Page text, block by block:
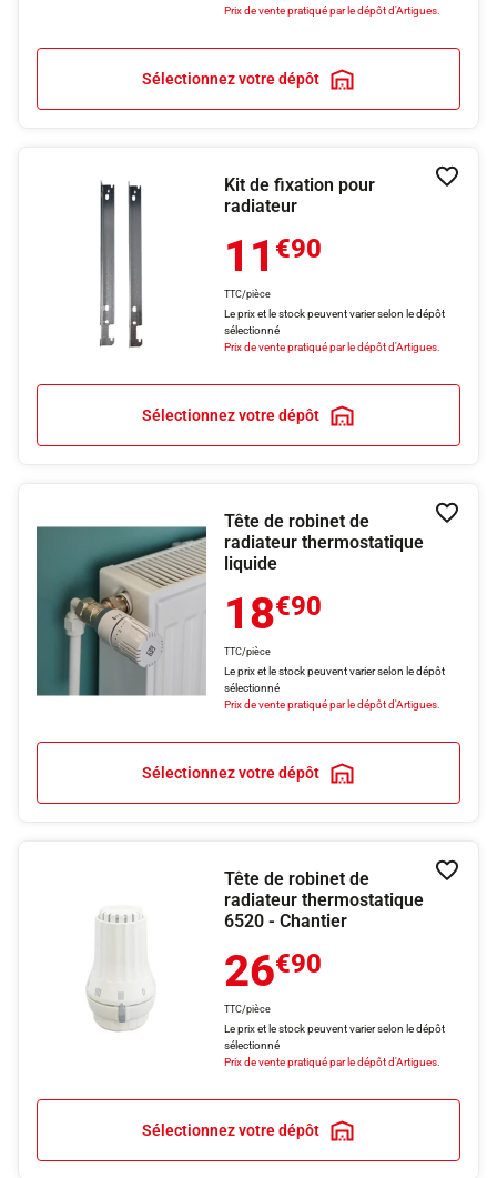
Prix de vente pratiqué par le dépôt d'Artigues.
Sélectionnez votre dépôt
Kit de fixation pour
radiateur
11 €90
TTC/pièce
Le prix et le stock peuvent varier selon le dépôt
sélectionné
Prix de vente pratiqué par le dépôt d'Artigues.
Sélectionnez votre dépôt
Tête de robinet de
radiateur thermostatique
liquide
18€90
TTC/pièce
Le prix et le stock peuvent varier selon le dépôt
sélectionné
Prix de vente pratiqué par le dépôt d'Artigues.
Sélectionnez votre dépôt
Tête de robinet de
radiateur thermostatique
6520 - Chantier
26€90
TTC/pièce
Le prix et le stock peuvent varier selon le dépôt
sélectionné
Prix de vente pratiqué par le dépôt d'Artigues.
Sélectionnez votre dépôt